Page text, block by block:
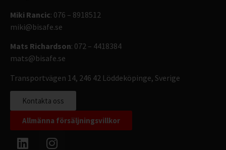
Miki Rancic: 076 – 8918512
miki@bisafe.se
Mats Richardson: 072 – 4418384
mats@bisafe.se
Transportvägen 14, 246 42 Löddeköpinge, Sverige
Kontakta oss
Allmänna försäljningsvillkor